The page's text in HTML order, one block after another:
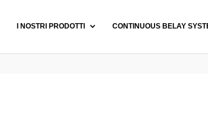
I NOSTRI PRODOTTI CONTINUOUS BELAY